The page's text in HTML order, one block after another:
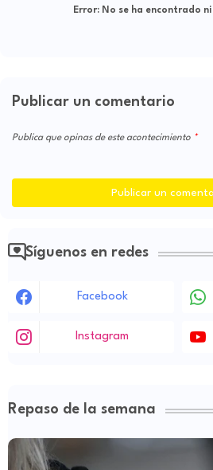
Error:No se ha encontrado
Publicar un comentario
Publica que opinas de este acontecimiento
Publicar un
Síguenos en redes
Facebook
Instagram
Repaso de la semana